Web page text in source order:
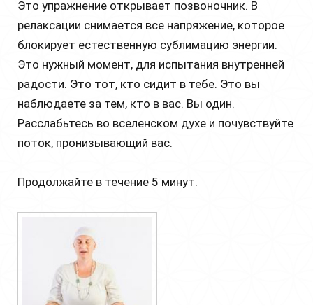
Это упражнение открывает позвоночник. В
релаксации снимается все напряжение, которое
блокирует естественную сублимацию энергии.
Это нужный момент, для испытания внутренней
радости. Это тот, кто сидит в тебе. Это вы
наблюдаете за тем, кто в вас. Вы один.
Расслабьтесь во вселенском духе и почувствуйте
поток, пронизывающий вас.
Продолжайте в течение 5 минут.